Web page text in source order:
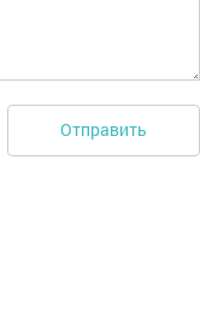
Отправить